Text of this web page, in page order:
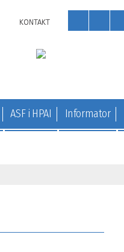
KONTAKT
ASF i HPAI Informator